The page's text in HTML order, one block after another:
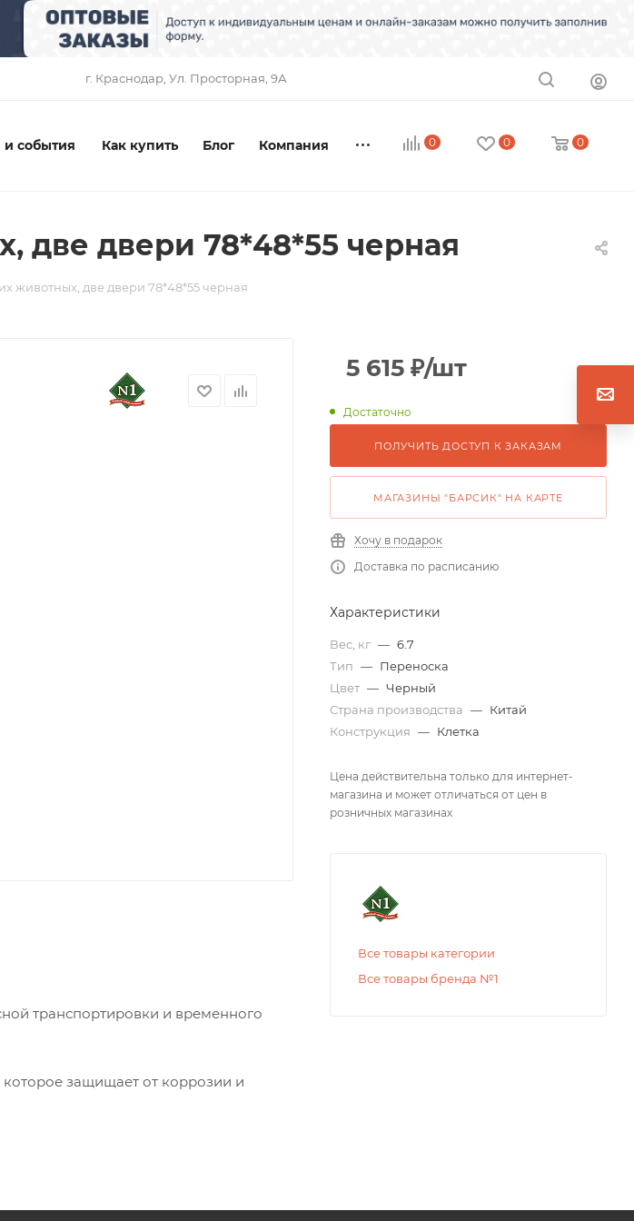
г. Краснодар, ​Ул. Просторная, 9А
0 0 0
события Как купить Блог Компания
две двери 78*48*55 черная
животных, две двери 78*48*55 черная
транспортировки и временного
защищает от коррозии и
5 615 ₽/шт
Достаточно
ПОЛУЧИТЬ ДОСТУП К ЗАКАЗАМ
МАГАЗИНЫ "БАРСИК" НА КАРТЕ
Хочу в подарок
Доставка по расписанию
Характеристики
Вес, кг — 6.7
Тип — Переноска
Цвет — Черный
Страна производства — Китай
Конструкция — Клетка
Цена действительна только для интернет-
магазина и может отличаться от цен в
розничных магазинах
Все товары категории
Все товары бренда №1